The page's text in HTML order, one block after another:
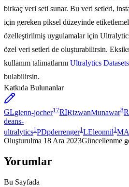
birkaç veri seti sunar. Bu veri setleri,
için gereken piksel düzeyinde
özelleştirilmiş uygulamalar için
özel veri setleri de oluşturabilirsin.
kullanım talimatlarını Ultralytics
bulabilirsin.
Katkıda Bulunanlar
GLglenn-jocher17RIRizwanMunawar8
deans-
ultralytics1 PDpderrenger1 LEleonnil1 MA
Oluşturulma 18 Ara 2023Güncellenme
Yorumlar
Bu Sayfada